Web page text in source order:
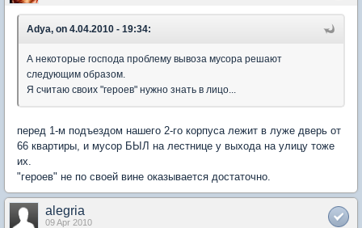
Adya, on 4.04.2010 - 19:34:
А некоторые господа проблему вывоза мусора решают
следующим образом.
Я считаю своих "героев" нужно знать в лицо...
перед 1-м подъездом нашего 2-го корпуса лежит в луже дверь от
66 квартиры, и мусор БЫЛ на лестнице у выхода на улицу тоже
их.
"героев" не по своей вине оказывается достаточно.
alegria
09 Apr 2010